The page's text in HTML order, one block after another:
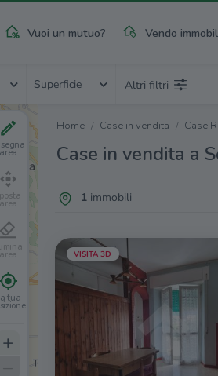
Vuoi un mutuo? Vendo
Superficie Altri filtri
Home Case in vendita Case
Case in vendita a
1immobili
VISITA 3D
area
sposta
area
elimina
area
tua
+
–